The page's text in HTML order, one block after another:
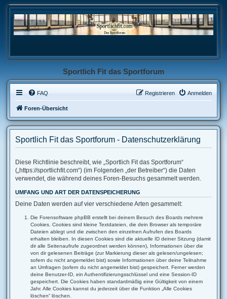
Sportlich Fit das Sportforum
FAQ Anmelden
Registrieren
Foren-Übersicht
Sportlich Fit das Sportforum - Datenschutzerklärung
Diese Richtlinie beschreibt, wie „Sportlich Fit das Sportforum“
(„https://sportlichfit.com“) (im Folgenden „der Betreiber“) die Daten
verwendet, die während deines Foren-Besuchs gesammelt werden.
UMFANG UND ART DER DATENSPEICHERUNG
Deine Daten werden auf vier verschiedene Arten gesammelt:
Die Forensoftware phpBB erstellt bei deinem Besuch des Boards mehrere
Cookies. Cookies sind kleine Textdateien, die dein Browser als temporäre
Dateien ablegt und die zwischen den einzelnen Aufrufen des Boards
erhalten bleiben. In diesen Cookies sind die aktuelle ID deiner Sitzung (damit
dir alle Seitenaufrufe zugeordnet werden können), Informationen über die
von dir gelesenen Beiträge (zur Markierung dieser als gelesen/ungelesen;
sofern du nicht angemeldet bist) sowie Informationen über deine Teilnahme
an Umfragen (sofern du nicht angemeldet bist) gespeichert. Ferner werden
deine Benutzer-ID, ein Authentifizierungsschlüssel und eine Session-ID
gespeichert. Die Cookies haben standardmäßig eine Gültigkeit von einem
Jahr. Alle Cookies kannst du jederzeit über die Funktion „Alle Cookies
löschen“ löschen.